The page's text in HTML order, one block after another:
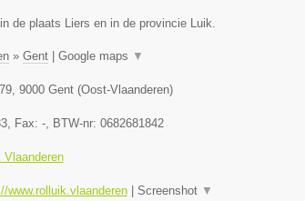
de plaats Liers en in de provincie Luik.
» Gent| Google maps ▼
, 9000 Gent(Oost-Vlaanderen)
, Fax: -, BTW-nr: 0682681842
Vlaanderen
www.rolluik.vlaanderen| Screenshot ▼